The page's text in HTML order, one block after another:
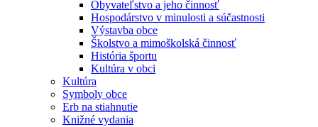
Obyvateľstvo a jeho činnosť
Hospodárstvo v minulosti a súčastnosti
Výstavba obce
Školstvo a mimoškolská činnosť
História športu
Kultúra v obci
Kultúra
Symboly obce
Erb na stiahnutie
Knižné vydania